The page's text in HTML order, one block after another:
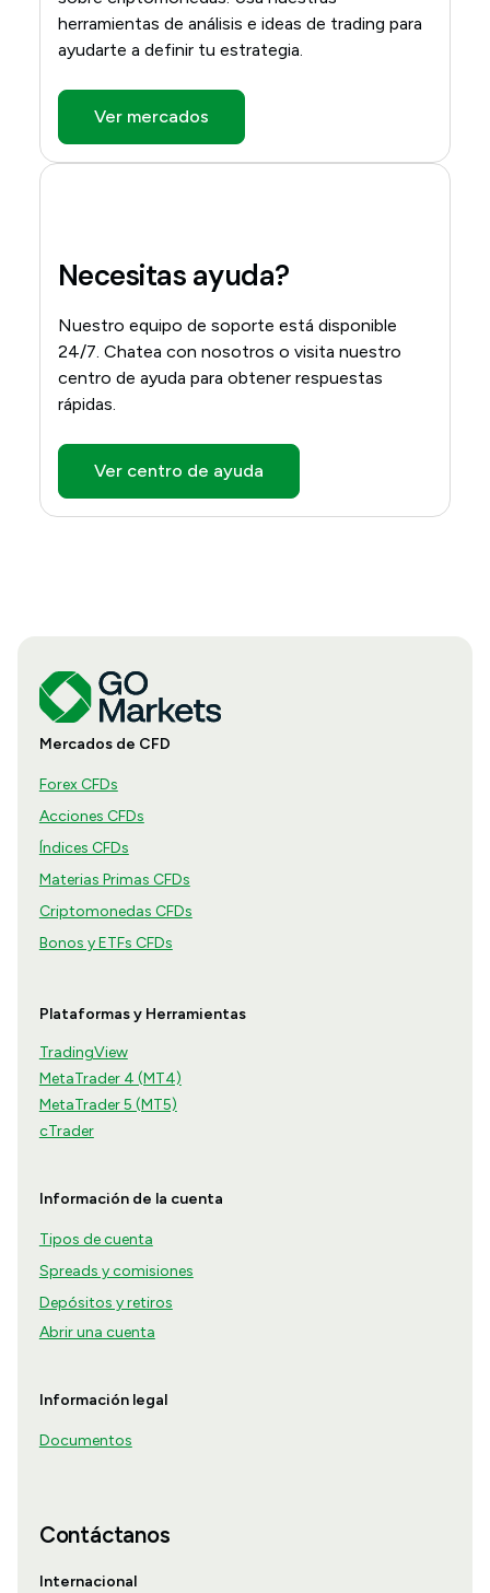
herramientas de análisis e ideas de trading para
ayudarte a definir tu estrategia.
Ver mercados
Necesitas ayuda?
Nuestro equipo de soporte está disponible
24/7. Chatea con nosotros o visita nuestro
centro de ayuda para obtener respuestas
rápidas.
Ver centro de ayuda
Mercados de CFD
Forex CFDs
Acciones CFDs
Índices CFDs
Materias Primas CFDs
Criptomonedas CFDs
Bonos y ETFs CFDs
Plataformas y Herramientas
TradingView
MetaTrader 4 (MT4)
MetaTrader 5 (MT5)
cTrader
Información de la cuenta
Tipos de cuenta
Spreads y comisiones
Depósitos y retiros
Abrir una cuenta
Información legal
Documentos
Contáctanos
Internacional